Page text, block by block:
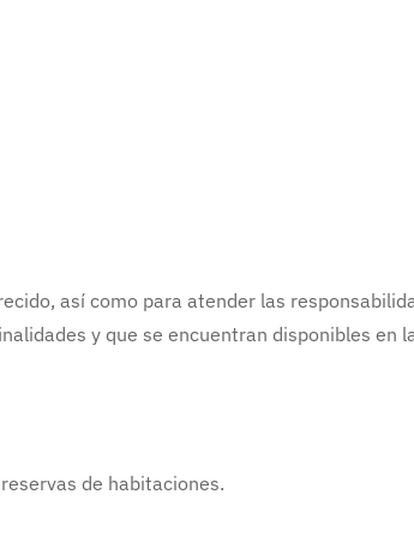
así como para atender las
y que se encuentran disponibles en
de habitaciones.